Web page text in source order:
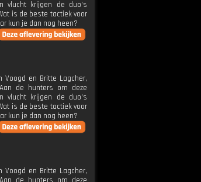
vlucht krijgen de duo's
is de beste tactiek voor
kun je dan nog heen?
Voogd en Britte Lagcher,
de hunters om deze
vlucht krijgen de duo's
is de beste tactiek voor
kun je dan nog heen?
Voogd en Britte Lagcher,